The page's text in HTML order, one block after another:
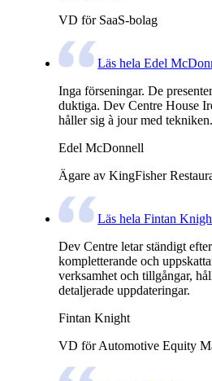
VD för SaaS-bolag
Läs hela Edel
Inga förseningar. De
duktiga. Dev Centre House
håller sig à jour med tekniken.
Edel McDonnell
Ägare av KingFisher
Läs hela Fintan
Dev Centre letar ständigt
kompletterande och
verksamhet och tillgångar,
detaljerade uppdateringar.
Fintan Knight
VD för Automotive Equity